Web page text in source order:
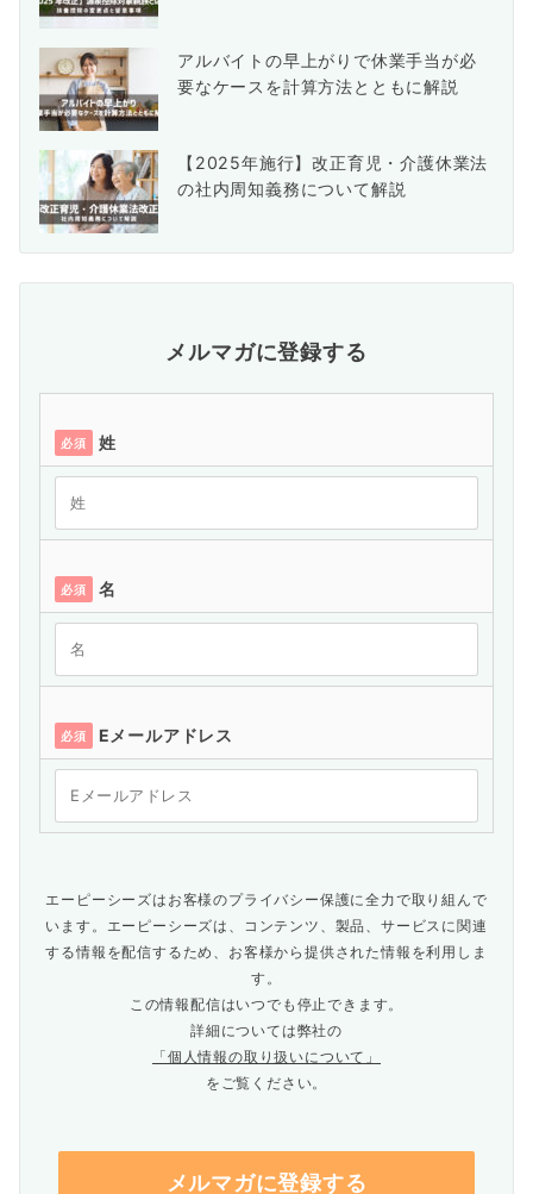
アルバイトの早上がりで休業手当が必
要なケースを計算方法とともに解説
【2025年施行】改正育児・介護休業法
の社内周知義務について解説
メルマガに登録する
必須 姓
必須 名
必須 Eメールアドレス
エーピーシーズはお客様のプライバシー保護に全力で取り組んで
います。エーピーシーズは、コンテンツ、製品、サービスに関連
する情報を配信するため、お客様から提供された情報を利用しま
す。
この情報配信はいつでも停止できます。
詳細については弊社の
「個人情報の取り扱いについて」
をご覧ください。